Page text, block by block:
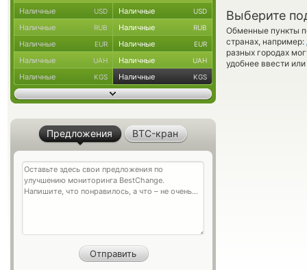
Выберите
Обменные пункты
странах, например:
разных городах
удобнее ввести
Наличные USD Наличные USD
Наличные RUB Наличные RUB
Наличные EUR Наличные EUR
Наличные UAH Наличные UAH
Наличные KGS Наличные KGS
Предложения BTC-кран